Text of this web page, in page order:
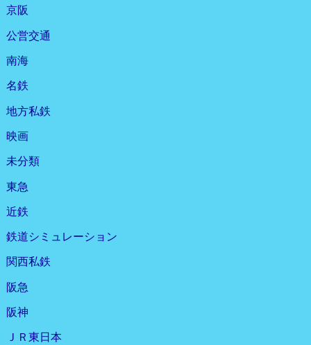
京阪
公営交通
南海
名鉄
地方私鉄
映画
未分類
東急
近鉄
鉄道シミュレーション
関西私鉄
阪急
阪神
ＪＲ東日本